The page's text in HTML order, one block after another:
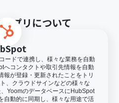
プリについて
ードで連携し、様々な業務を自動
へコンタクトや取引先情報を自動
が登録・更新されたことをトリ
、クラウドサインなどの様々な
YoomのデータベースにHubSpot
自動的に同期し、様々な用途で活